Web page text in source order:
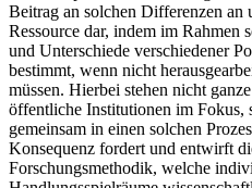
Beitrag an solchen Differenzen an
Ressource dar, indem im Rahmen
und Unterschiede verschiedener
bestimmt, wenn nicht
müssen. Hierbei stehen nicht
öffentliche Institutionen im Fokus,
gemeinsam in einen solchen
Konsequenz fordert und entwirft
Forschungsmethodik, welche